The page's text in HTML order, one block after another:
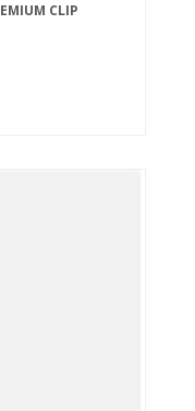
CLIP